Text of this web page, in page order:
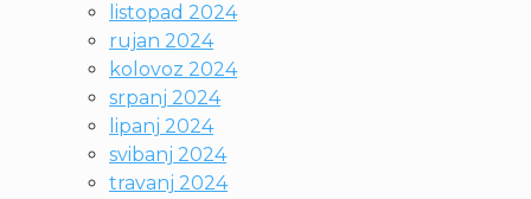
listopad 2024
rujan 2024
kolovoz 2024
srpanj 2024
lipanj 2024
svibanj 2024
travanj 2024